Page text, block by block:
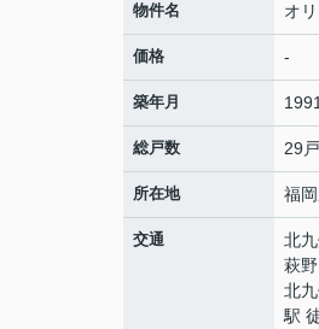
物件名 オ
価格 -
築年月
総戸数 29戸
所在地 福
交通 北
萩野
北
駅